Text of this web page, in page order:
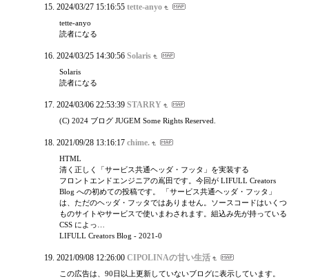
2024/03/27 15:16:55 tette-anyo
tette-anyo
読者になる
2024/03/25 14:30:56 Solaris
Solaris
読者になる
2024/03/06 22:53:39 STARRY
(C) 2024 ブログ JUGEM Some Rights Reserved.
2021/09/28 13:16:17 chime.
HTML
清く正しく「サービス共通ヘッダ・フッタ」を実装する
フロントエンドエンジニアの嶌田です。今回が LIFULL Creators
Blog への初めての投稿です。 「サービス共通ヘッダ・フッタ」
は、ただのヘッダ・フッタではありません。ソースコードはいくつ
ものサイトやサービスで使いまわされます。組込み先が持っている
CSS によっ…
LIFULL Creators Blog - 2021-0
2021/09/08 12:26:00 CIPOLINAの甘い生活
この広告は、90日以上更新していないブログに表示しています。